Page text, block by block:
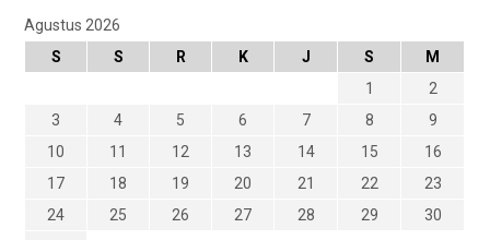
Agustus 2026
S
S R K J S
M
1
2
3
4 5 6 7 8
9
10
11 12 13 14 15
16
17
18 19 20 21 22
23
24
25 26 27 28 29
30